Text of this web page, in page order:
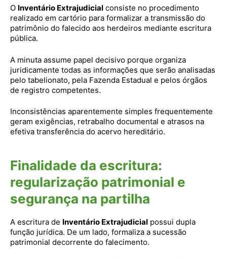
O Inventário Extrajudicial consiste no procedimento
realizado em cartório para formalizar a transmissão do
patrimônio do falecido aos herdeiros mediante escritura
pública.
A minuta assume papel decisivo porque organiza
juridicamente todas as informações que serão analisadas
pelo tabelionato, pela Fazenda Estadual e pelos órgãos
de registro competentes.
Inconsistências aparentemente simples frequentemente
geram exigências, retrabalho documental e atrasos na
efetiva transferência do acervo hereditário.
Finalidade da escritura:
regularização patrimonial e
segurança na partilha
A escritura de Inventário Extrajudicial possui dupla
função jurídica. De um lado, formaliza a sucessão
patrimonial decorrente do falecimento.